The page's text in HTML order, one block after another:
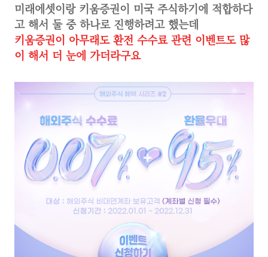
미래에셋이랑 키움증권이 미국 주식하기에 적합하다
고 해서 둘 중 하나로 진행하려고 했는데
키움증권이 아무래도 환전 수수료 관련 이벤트도 많
이 해서 더 눈에 가더라구요